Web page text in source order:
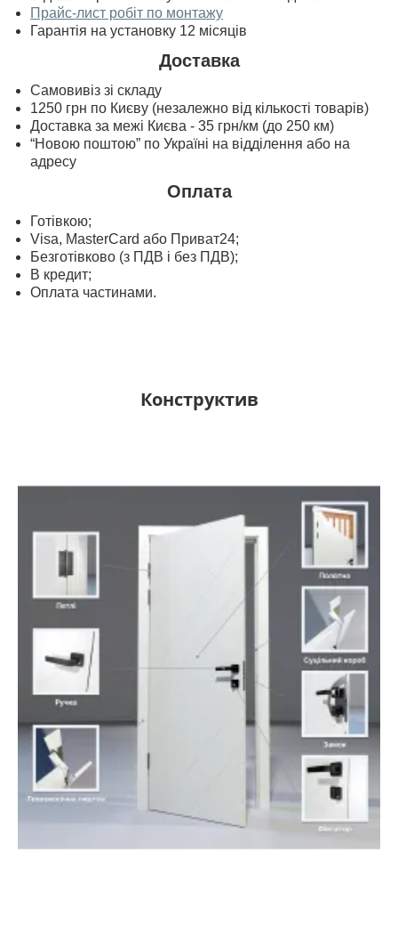
Прайс-лист робіт по монтажу
Гарантія на установку 12 місяців
Доставка
Самовивіз зі складу
1250 грн по Києву (незалежно від кількості товарів)
Доставка за межі Києва - 35 грн/км (до 250 км)
“Новою поштою” по Україні на відділення або на
адресу
Оплата
Готівкою;
Visa, MasterСard або Приват24;
Безготівково (з ПДВ і без ПДВ);
В кредит;
Оплата частинами.
Конструктив